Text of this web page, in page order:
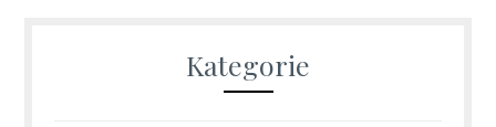
Kategorie